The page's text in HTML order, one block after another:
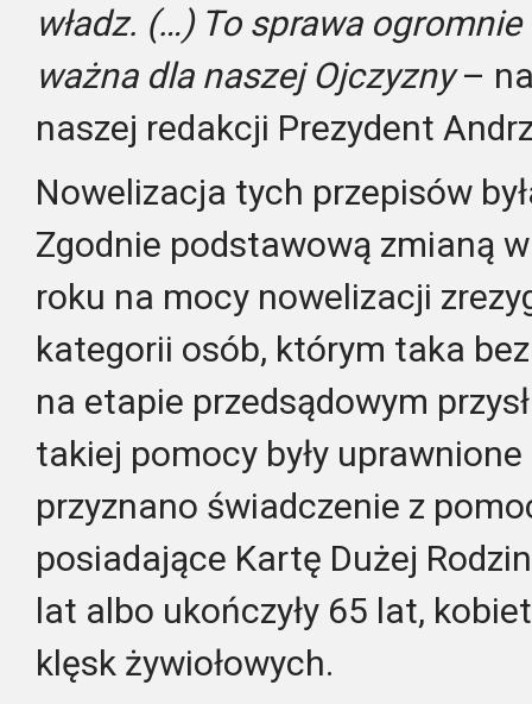
władz. (…) To sprawa
ważna dla naszej Ojczyzny–
naszej redakcji Prezydent
Nowelizacja tych przepisów
Zgodnie podstawową zmianą
roku na mocy nowelizacji
kategorii osób, którym taka
na etapie przedsądowym
takiej pomocy były
przyznano świadczenie z
posiadające Kartę Dużej
lat albo ukończyły 65 lat,
klęsk żywiołowych.